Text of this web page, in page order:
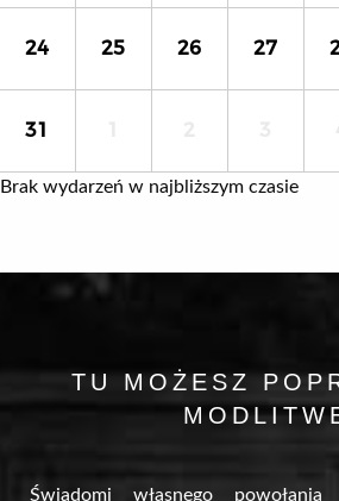
24 25 26 27
31
Brak wydarzeń w najbliższym czasie
TU MOŻESZ
Świadomi własnego